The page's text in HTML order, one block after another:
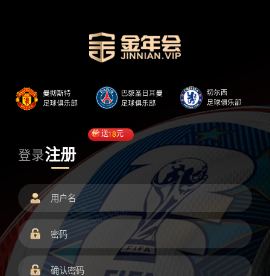
登录注册
送18元